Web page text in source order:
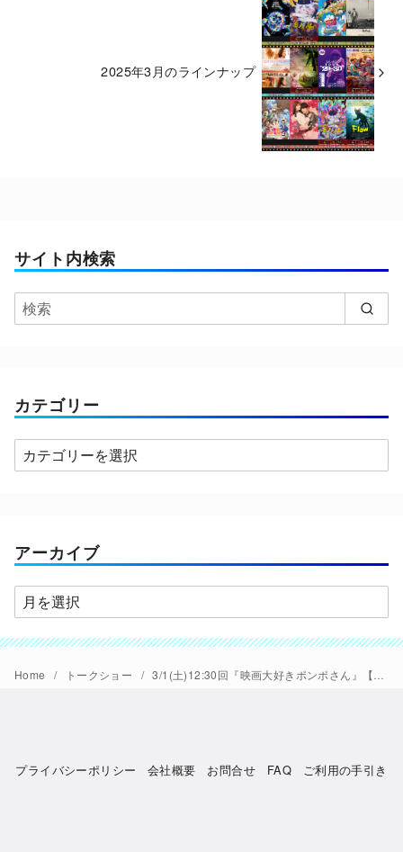
2025年3月のラインナップ
サイト内検索
カテゴリー
カ
テ
ー
アーカイブ
ア
ー
カ
イ
Home トークショー 3/1(土)12:30回『映画大好きポンポさん』【極音】にて平尾隆之監督×居村健治(演出)トークショーを開催
プライバシーポリシー 会社概要 お問合せ FAQ ご利用の手引き